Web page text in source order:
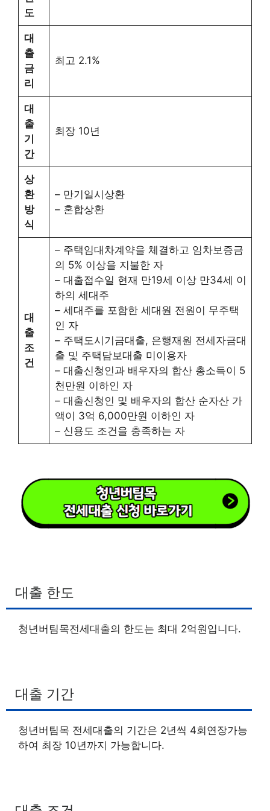
도
대
출
금
리
최고 2.1%
대
출
기
간
최장 10년
상
환
방
식
– 만기일시상환
– 혼합상환
대
출
조
건
– 주택임대차계약을 체결하고 임차보증금
의 5% 이상을 지불한 자
– 대출접수일 현재 만19세 이상 만34세 이
하의 세대주
– 세대주를 포함한 세대원 전원이 무주택
인 자
– 주택도시기금대출, 은행재원 전세자금대
출 및 주택담보대출 미이용자
– 대출신청인과 배우자의 합산 총소득이 5
천만원 이하인 자
– 대출신청인 및 배우자의 합산 순자산 가
액이 3억 6,000만원 이하인 자
– 신용도 조건을 충족하는 자
대출 한도
청년버팀목전세대출의 한도는 최대 2억원입니다.
대출 기간
청년버팀목 전세대출의 기간은 2년씩 4회연장가능
하여 최장 10년까지 가능합니다.